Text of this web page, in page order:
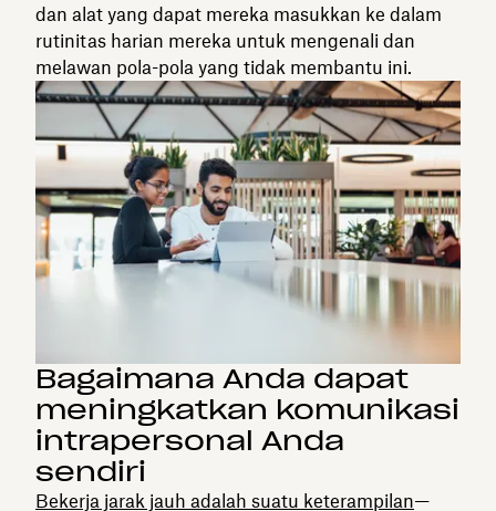
dan alat yang dapat mereka masukkan ke dalam
rutinitas harian mereka untuk mengenali dan
melawan pola-pola yang tidak membantu ini.
Bagaimana Anda dapat
meningkatkan komunikasi
intrapersonal Anda
sendiri
Bekerja jarak jauh adalah suatu keterampilan—